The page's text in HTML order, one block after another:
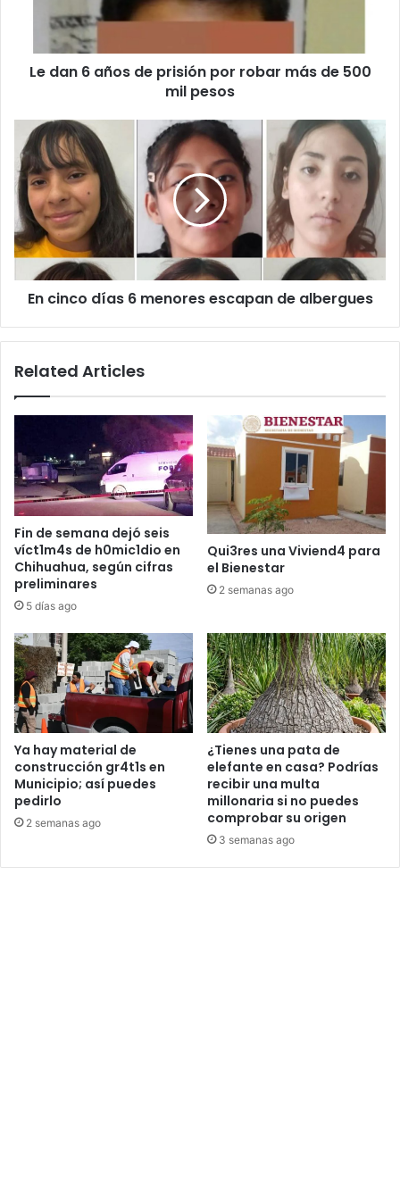
más
pesos
Le dan 6 años de prisión por robar más de 500
mil pesos
cinco
días
6
menores
escapan
de
albergues
En cinco días 6 menores escapan de albergues
Related Articles
Fin de semana dejó seis
víct1m4s de h0mic1dio en
Chihuahua, según cifras
preliminares
5 días ago
Qui3res una Viviend4 para
el Bienestar
2 semanas ago
Ya hay material de
construcción gr4t1s en
Municipio; así puedes
pedirlo
2 semanas ago
¿Tienes una pata de
elefante en casa? Podrías
recibir una multa
millonaria si no puedes
comprobar su origen
3 semanas ago